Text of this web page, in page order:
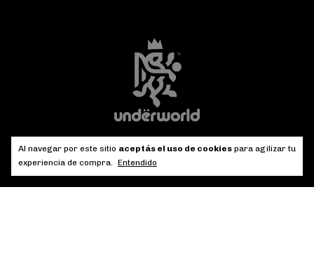
Al navegar por este sitio aceptás el uso de cookies para agilizar tu
experiencia de compra. Entendido